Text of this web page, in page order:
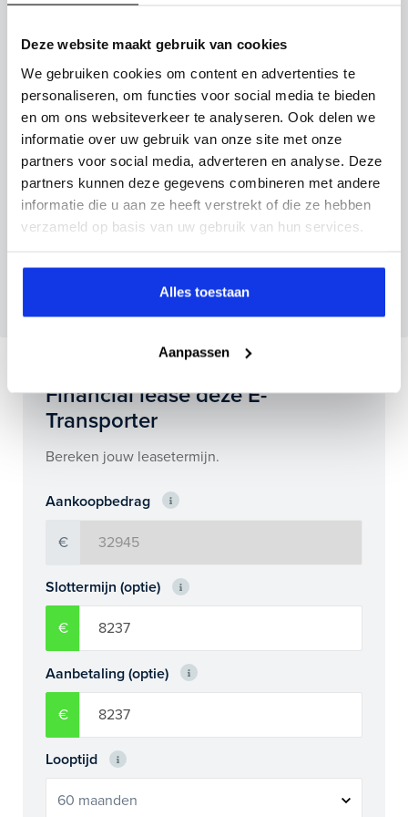
Deze website maakt gebruik van cookies
We gebruiken cookies om content en advertenties te
personaliseren, om functies voor social media te bieden
en om ons websiteverkeer te analyseren. Ook delen we
informatie over uw gebruik van onze site met onze
partners voor social media, adverteren en analyse. Deze
partners kunnen deze gegevens combineren met andere
informatie die u aan ze heeft verstrekt of die ze hebben
verzameld op basis van uw gebruik van hun services.
Alles toestaan
Aanpassen
inruilauto mee te sturen.
Kenteken huidige auto Kilometerstand (bij benadering)
Inruilvoorstel aanvragen
maandag tot en met vrijdag binnen enkele uren
Financial lease deze E-
Transporter
Bereken jouw leasetermijn.
Aankoopbedrag
€
Slottermijn (optie)
€
Aanbetaling (optie)
€
Looptijd